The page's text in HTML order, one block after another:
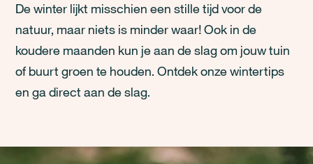
De winter lijkt misschien een stille tijd voor de
natuur, maar niets is minder waar! Ook in de
koudere maanden kun je aan de slag om jouw tuin
of buurt groen te houden. Ontdek onze wintertips
en ga direct aan de slag.